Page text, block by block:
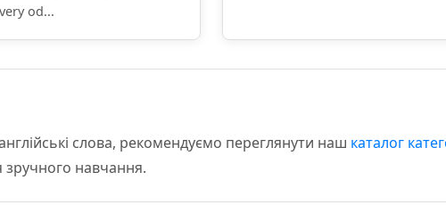
od...
слова, рекомендуємо переглянути наш каталог
зручного навчання.